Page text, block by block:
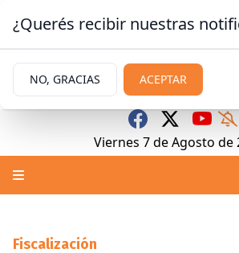
Viernes 7deAgosto de
Fiscalización
¿Querés recibir nuestras
NO, GRACIAS ACEPTAR